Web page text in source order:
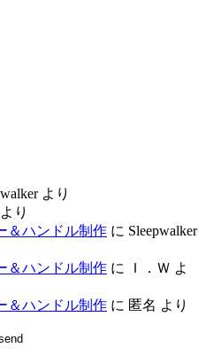
より
より
ハンドル制作 に Sleepwalker
ハンドル制作 に Ｉ．Ｗ よ
ハンドル制作 に 匿名 より